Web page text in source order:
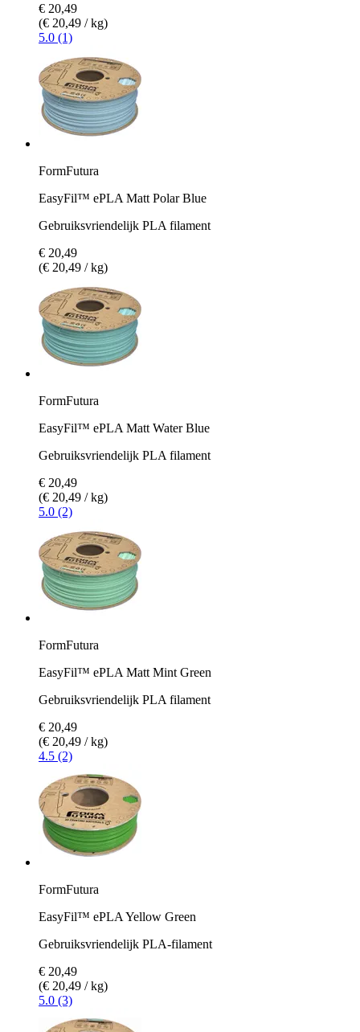
€ 20,49
(€ 20,49 / kg)
5.0 (1)
FormFutura
EasyFil™ ePLA Matt Polar Blue
Gebruiksvriendelijk PLA filament
€ 20,49
(€ 20,49 / kg)
FormFutura
EasyFil™ ePLA Matt Water Blue
Gebruiksvriendelijk PLA filament
€ 20,49
(€ 20,49 / kg)
5.0 (2)
FormFutura
EasyFil™ ePLA Matt Mint Green
Gebruiksvriendelijk PLA filament
€ 20,49
(€ 20,49 / kg)
4.5 (2)
FormFutura
EasyFil™ ePLA Yellow Green
Gebruiksvriendelijk PLA-filament
€ 20,49
(€ 20,49 / kg)
5.0 (3)